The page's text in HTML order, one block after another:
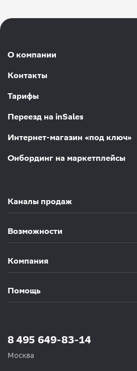
О компании
Контакты
Тарифы
Переезд на inSales
Интернет-магазин «под ключ»
Онбординг на маркетплейсы
Каналы продаж
Возможности
Компания
Помощь
8 495 649-83-14
Москва